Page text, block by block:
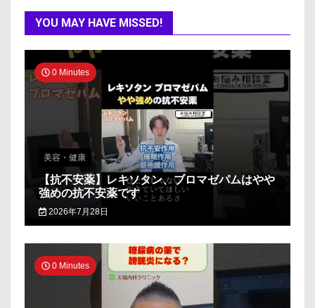
YOU MAY HAVE MISSED!
0 Minutes
美容・健康
【抗不安薬】レキソタン、ブロマゼパムはやや
強めの抗不安薬です
2026年7月28日
0 Minutes